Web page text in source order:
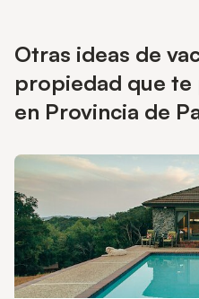
Otras ideas de
propiedad que
en Provincia de